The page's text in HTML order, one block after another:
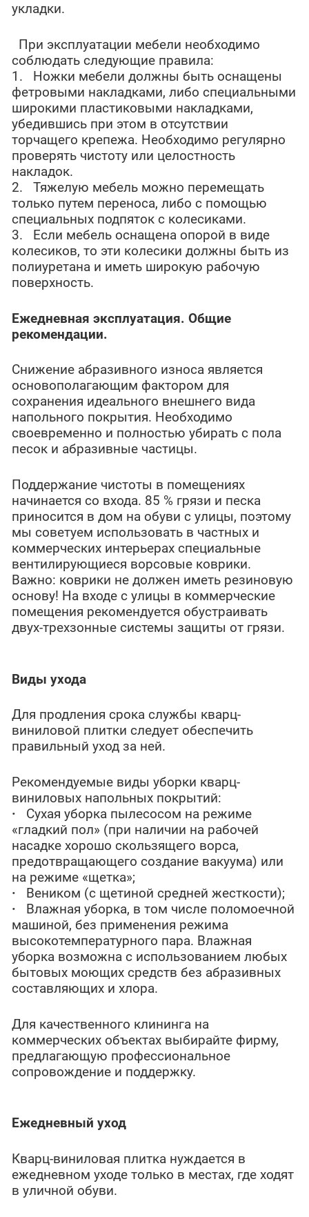
укладки.
При эксплуатации мебели необходимо
соблюдать следующие правила:
1. Ножки мебели должны быть оснащены
фетровыми накладками, либо специальными
широкими пластиковыми накладками,
убедившись при этом в отсутствии
торчащего крепежа. Необходимо регулярно
проверять чистоту или целостность
накладок.
2. Тяжелую мебель можно перемещать
только путем переноса, либо с помощью
специальных подпяток с колесиками.
3. Если мебель оснащена опорой в виде
колесиков, то эти колесики должны быть из
полиуретана и иметь широкую рабочую
поверхность.
Ежедневная эксплуатация. Общие
рекомендации.
Снижение абразивного износа является
основополагающим фактором для
сохранения идеального внешнего вида
напольного покрытия. Необходимо
своевременно и полностью убирать с пола
песок и абразивные частицы.
Поддержание чистоты в помещениях
начинается со входа. 85 % грязи и песка
приносится в дом на обуви с улицы, поэтому
мы советуем использовать в частных и
коммерческих интерьерах специальные
вентилирующиеся ворсовые коврики.
Важно: коврики не должен иметь резиновую
основу! На входе с улицы в коммерческие
помещения рекомендуется обустраивать
двух-трехзонные системы защиты от грязи.
Виды ухода
Для продления срока службы кварц-
виниловой плитки следует обеспечить
правильный уход за ней.
Рекомендуемые виды уборки кварц-
виниловых напольных покрытий:
· Сухая уборка пылесосом на режиме
«гладкий пол» (при наличии на рабочей
насадке хорошо скользящего ворса,
предотвращающего создание вакуума) или
на режиме «щетка»;
· Веником (с щетиной средней жесткости);
· Влажная уборка, в том числе поломоечной
машиной, без применения режима
высокотемпературного пара. Влажная
уборка возможна с использованием любых
бытовых моющих средств без абразивных
составляющих и хлора.
Для качественного клининга на
коммерческих объектах выбирайте фирму,
предлагающую профессиональное
сопровождение и поддержку.
Ежедневный уход
Кварц-виниловая плитка нуждается в
ежедневном уходе только в местах, где ходят
в уличной обуви.